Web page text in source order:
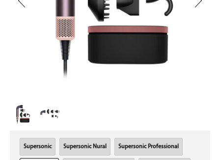
Supersonic Supersonic Nural Supersonic Professional